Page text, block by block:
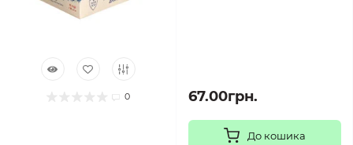
0 67.00грн.
До кошика